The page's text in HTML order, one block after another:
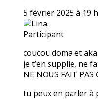
5 février 2025 à 19
Lina.
Participant
coucou doma et
je t’en supplie, ne
NE NOUS FAIT PAS
tu peux en parler à